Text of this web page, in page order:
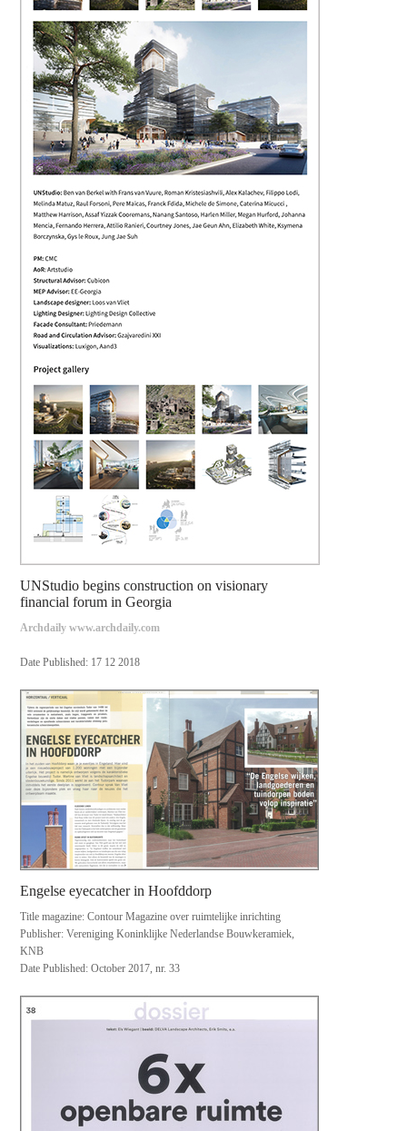
UNStudio begins construction on visionary
financial forum in Georgia
Archdaily www.archdaily.com
Date Published: 17 12 2018
Engelse eyecatcher in Hoofddorp
Title magazine: Contour Magazine over ruimtelijke inrichting
Publisher: Vereniging Koninklijke Nederlandse Bouwkeramiek,
KNB
Date Published: October 2017, nr. 33